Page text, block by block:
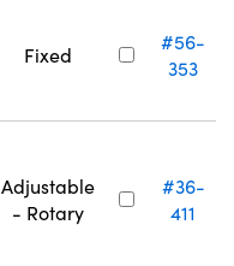
Fixed
#56-
353
Adjustable
- Rotary
#36-
411